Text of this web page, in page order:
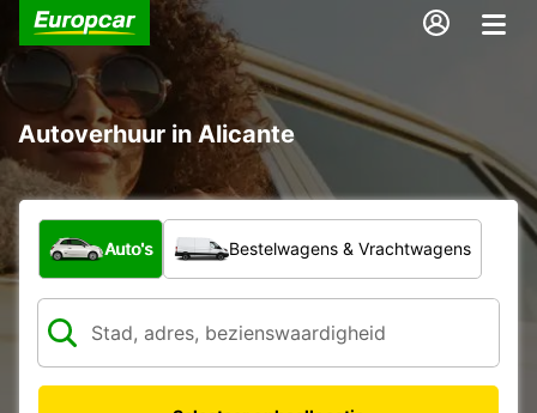
Autoverhuur in Alicante
Welk type voertuig?
Auto's Bestelwagens & Vrachtwagens